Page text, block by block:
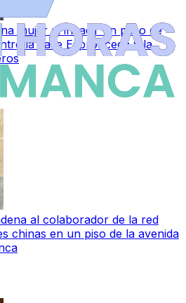
mujer al invadir un paso de
la calle Espronceda y la
al colaborador de la red
chinas en un piso de la avenida